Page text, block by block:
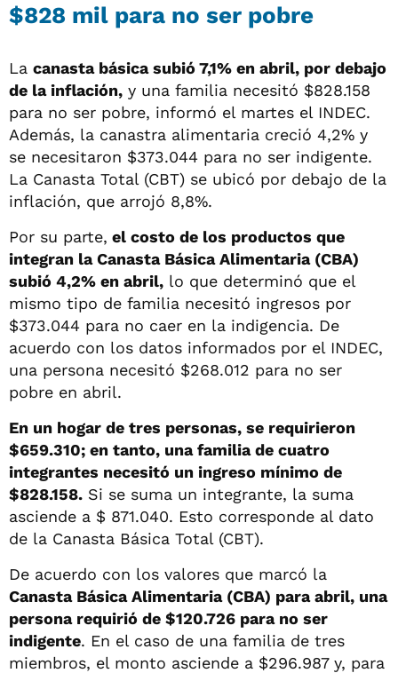
$828 mil para no ser pobre
La canasta básica subió 7,1% en abril, por debajo
de la inflación, y una familia necesitó $828.158
para no ser pobre, informó el martes el INDEC.
Además, la canastra alimentaria creció 4,2% y
se necesitaron $373.044 para no ser indigente.
La Canasta Total (CBT) se ubicó por debajo de la
inflación, que arrojó 8,8%.
Por su parte, el costo de los productos que
integran la Canasta Básica Alimentaria (CBA)
subió 4,2% en abril, lo que determinó que el
mismo tipo de familia necesitó ingresos por
$373.044 para no caer en la indigencia. De
acuerdo con los datos informados por el INDEC,
una persona necesitó $268.012 para no ser
pobre en abril.
En un hogar de tres personas, se requirieron
$659.310; en tanto, una familia de cuatro
integrantes necesitó un ingreso mínimo de
$828.158. Si se suma un integrante, la suma
asciende a $ 871.040. Esto corresponde al dato
de la Canasta Básica Total (CBT).
De acuerdo con los valores que marcó la
Canasta Básica Alimentaria (CBA) para abril, una
persona requirió de $120.726 para no ser
indigente. En el caso de una familia de tres
miembros, el monto asciende a $296.987 y, para